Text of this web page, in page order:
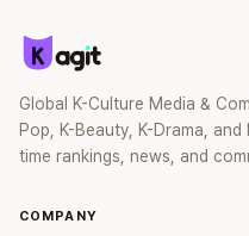
Global K-Culture Media &
Pop, K-Beauty, K-Drama,
time rankings, news, and
COMPANY